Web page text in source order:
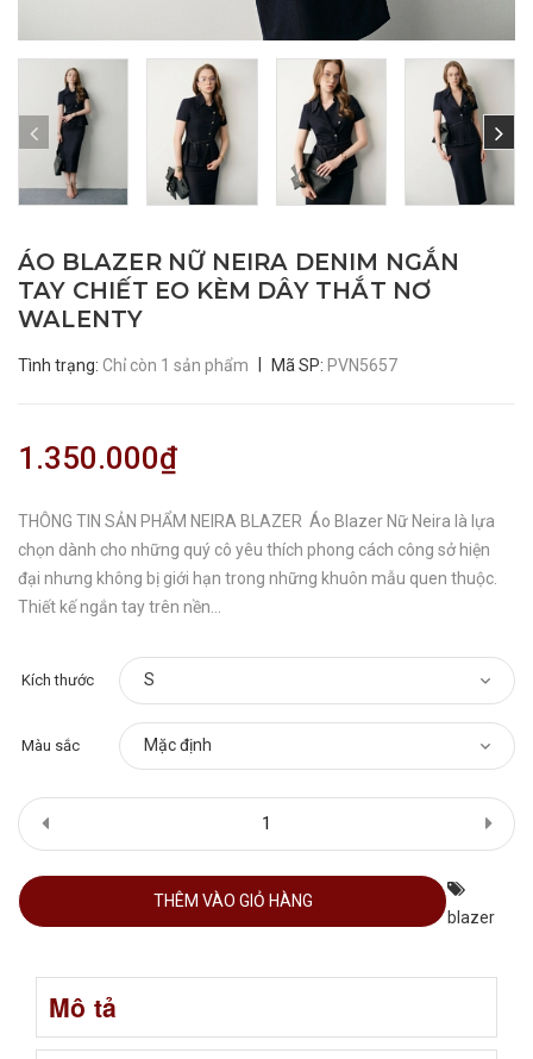
ÁO BLAZER NỮ NEIRA DENIM NGẮN
TAY CHIẾT EO KÈM DÂY THẮT NƠ
WALENTY
Tình trạng: Chỉ còn 1 sản phẩm Mã SP: PVN5657
1.350.000₫
THÔNG TIN SẢN PHẨM NEIRA BLAZER Áo Blazer Nữ Neira là lựa
chọn dành cho những quý cô yêu thích phong cách công sở hiện
đại nhưng không bị giới hạn trong những khuôn mẫu quen thuộc.
Thiết kế ngắn tay trên nền...
Kích thước
Màu sắc
THÊM VÀO GIỎ HÀNG
blazer
Mô tả